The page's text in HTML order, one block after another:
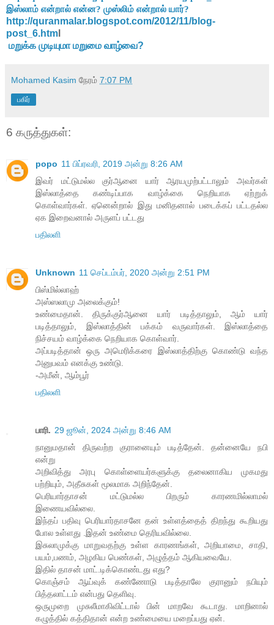
இஸ்லாம் என்றால் என்ன? முஸ்லிம் என்றால் யார்?
http://quranmalar.blogspot.com/2012/11/blog-
post_6.htm
மறுக்க முடியுமா மறுமை வாழ்வை?
Mohamed Kasim நேரம் 7:07 PM
பகிர்
6 கருத்துகள்:
popo 11 பிப்ரவரி, 2019 அன்று 8:26 AM
இவர் மட்டுமல்ல குர்ஆனை யார் ஆரயமுற்பட்டாலும் அவர்கள்
இஸ்லாத்தை கண்டிப்பாக வாழ்க்கை நெறியாக ஏற்றுக்
கொள்வார்கள். ஏனென்றால் இது மனிதனால் படைக்கப் பட்டதல்ல
ஏக இறைவனால் அருளப் பட்டது
பதிலளி
Unknown 11 செப்டம்பர், 2020 அன்று 2:51 PM
பிஸ்மில்லாஹ்
அஸ்ஸலாமு அலைக்கும்!
உண்மைதான். திருக்குர்ஆனை யார் படித்தாலும், ஆம் யார்
படித்தாலும், இஸ்லாத்தின் பக்கம் வருவார்கள். இஸ்லாத்தை
நிச்சயம் வாழ்க்கை நெறியாக கொள்வார்.
அப்படித்தான் ஒரு அமெரிக்கரை இஸ்லாத்திற்கு கொண்டு வந்த
அனுபவம் எனக்கு உண்டு.
-அமீன், ஆம்பூர்
பதிலளி
பாரி. 29 ஜூன், 2024 அன்று 8:46 AM
நானுமதான் திருவற்ற குரானையும் படித்தேன். தன்னையே நபி
என்று
அறிவித்து அரபு கொள்ளையர்களுக்கு தலைனாகிய முகமது
பற்றியும், அதீசுகள் மூலமாக அறிந்தேன்.
பெரியார்தாசன் மட்டுமல்ல பிறரும் காரணமில்லாமல்
இணையவில்லை.
இந்தப் பதிவு பெரியார்தாசனே தன் உள்ளத்தைத் திறந்து கூறியது
போல உள்ளது .இதன் உண்மை தெரியவில்லை.
இசுலாமுக்கு மாறுவதற்கு உள்ள காரணங்கள், அறியாமை, சாதி,
பயம்,பணம், அழகிய பெண்கள், அழுத்தம் ஆகியவையே.
இதில் தாசன் மாட்.டிக்கொண்டது எது?
கொஞ்சம் ஆய்வுக் கண்ணோடு படித்தாலே குரானும் நபியும்
பித்தலாட்டம் என்பது தெளிவு.
ஒருமுறை முசுலீமாகிவிட்டால் பின் மாறவே கூடாது. மாறினால்
கழுத்தில் கத்திதான் என்ற உண்மையை மறைப்பது ஏன்.